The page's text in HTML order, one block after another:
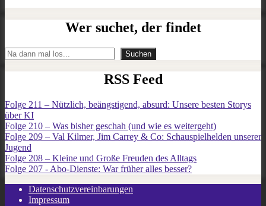
Wer suchet, der findet
Suchen Suchen
RSS Feed
Folge 211 – Nützlich, beängstigend, absurd: Unsere besten Storys
über KI
Folge 210 – Was bisher geschah (und wie es weitergeht)
Folge 209 – Val Kilmer, Jim Carrey & Co: Schauspielhelden unserer
Jugend
Folge 208 – Kleine und Große Freuden des Alltags
Folge 207 - Abo-Dienste: War früher alles besser?
Datenschutzvereinbarungen
Impressum